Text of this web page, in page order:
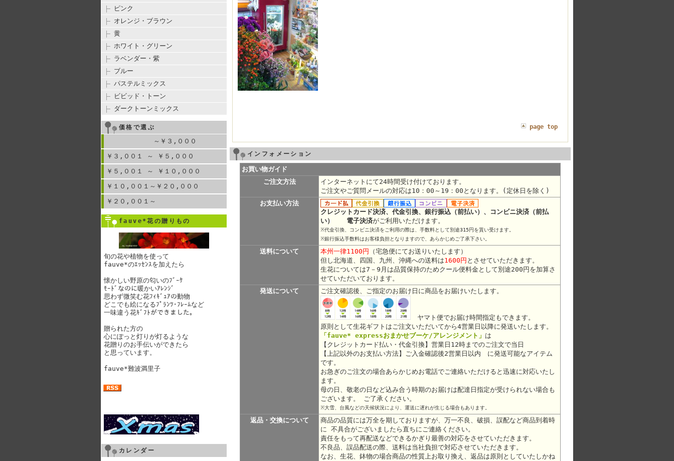
ピンク
オレンジ・ブラウン
黄
ホワイト・グリーン
ラベンダー・紫
ブルー
パステルミックス
ビビッド・トーン
ダークトーンミックス
価格で選ぶ
～￥３,０００
￥３,００１ ～ ￥５,０００
￥５,００１ ～ ￥１０,０００
￥１０,００１～￥２０,０００
￥２０,００１～
fauve*花の贈りもの
旬の花や植物を使って
fauve*のｴｯｾﾝｽを加えたら
懐かしい野原の匂いのﾌﾞｰｹ
ﾓｰﾄﾞなのに暖かいｱﾚﾝｼﾞ
思わず微笑む花ﾌｨｷﾞｭｱの動物
どこでも絵になるﾌﾟﾗﾝﾂ･ﾌﾚｰﾑなど
一味違う花ｷﾞﾌﾄができました。
贈られた方の
心にぽっと灯りが灯るような
花贈りのお手伝いができたら
と思っています。
fauve*難波満里子
カレンダー
page top
インフォメーション
お買い物ガイド
ご注文方法
インターネットにて24時間受け付けております。
ご注文やご質問メールの対応は10：00～19：00となります。(定休日を除く)
お支払い方法
クレジットカード決済、代金引換、銀行振込（前払い）、コンビニ決済（前払
い） 電子決済がご利用いただけます。
※代金引換、コンビニ決済をご利用の際は、手数料として別途315円を貰い受けます。
※銀行振込手数料はお客様負担となりますので、あらかじめご了承下さい。
送料について 本州一律1100円
（宅急便にてお送りいたします）
但し北海道、四国、九州、沖縄への送料は1600円 とさせていただきます。
生花については7－9月は品質保持のためクール便料金として別途200円を加算さ
せていただいております。
発送について
ご注文確認後、ご指定のお届け日に商品をお届けいたします。
ヤマト便でお届け時間指定もできます。
原則として生花ギフトはご注文いただいてから4営業日以降に発送いたします。
「fauve* expressおまかせブーケ/アレンジメント」 は
【クレジットカード払い・代金引換】営業日12時までのご注文で当日
【上記以外のお支払い方法】ご入金確認後2営業日以内 に発送可能なアイテム
です。
お急ぎのご注文の場合あらかじめお電話でご連絡いただけると迅速に対応いたし
ます。
母の日、敬老の日など込み合う時期のお届けは配達日指定が受けられない場合も
ございます。 ご了承ください。
※大雪、台風などの天候状況により、運送に遅れが生じる場合もあります。
返品・交換について
商品の品質には万全を期しておりますが、万一不良、破損、誤配など商品到着時
に 不具合がございましたら直ちにご連絡ください。
責任をもって再配送などできるかぎり最善の対応をさせていただきます。
不良品、誤品配送の際、送料は当社負担で対応させていただきます。
なお、生花、鉢物の場合商品の性質上お取り換え、返品は原則としていたしかね